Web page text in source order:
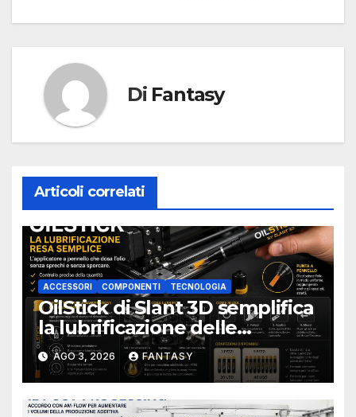
Di Fantasy
Articoli correlati
ACCESSORI COMPONENTI TECNOLOGIA
OilStick di Slant 3D semplifica
la lubrificazione delle
stampanti 3D con un
applicatore a pennello
AGO 3, 2026 FANTASY